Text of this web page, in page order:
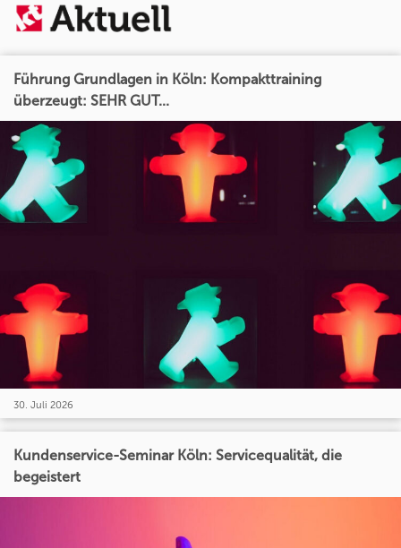
Führung Grundlagen in Köln: Kompakttraining
überzeugt: SEHR GUT...
30. Juli 2026
Kundenservice-Seminar Köln: Servicequalität, die
begeistert